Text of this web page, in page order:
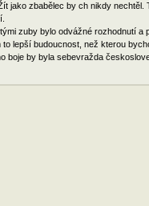
jako zbabělec by ch nikdy nechtěl.
zuby bylo odvážné rozhodnutí a
lepší budoucnost, než kterou
boje by byla sebevražda